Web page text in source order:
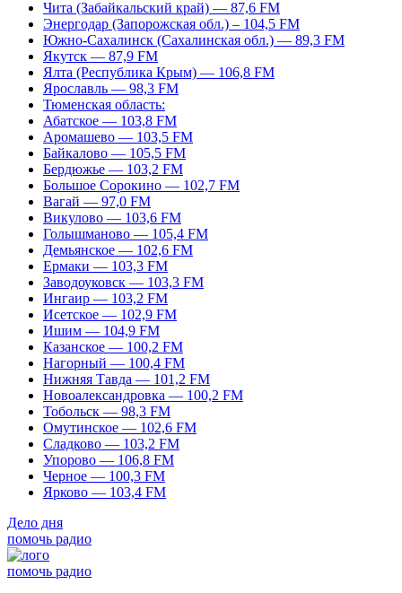
Чита (Забайкальский край) — 87,6 FM
Энергодар (Запорожская обл.) – 104,5 FM
Южно-Сахалинск (Сахалинская обл.) — 89,3 FM
Якутск — 87,9 FM
Ялта (Республика Крым) — 106,8 FM
Ярославль — 98,3 FM
Тюменская область:
Абатское — 103,8 FM
Аромашево — 103,5 FM
Байкалово — 105,5 FM
Бердюжье — 103,2 FM
Большое Сорокино — 102,7 FM
Вагай — 97,0 FM
Викулово — 103,6 FM
Голышманово — 105,4 FM
Демьянское — 102,6 FM
Ермаки — 103,3 FM
Заводоуковск — 103,3 FM
Ингаир — 103,2 FM
Исетское — 102,9 FM
Ишим — 104,9 FM
Казанское — 100,2 FM
Нагорный — 100,4 FM
Нижняя Тавда — 101,2 FM
Новоалександровка — 100,2 FM
Тобольск — 98,3 FM
Омутинское — 102,6 FM
Сладково — 103,2 FM
Упорово — 106,8 FM
Черное — 100,3 FM
Ярково — 103,4 FM
Дело дня
помочь радио
помочь радио